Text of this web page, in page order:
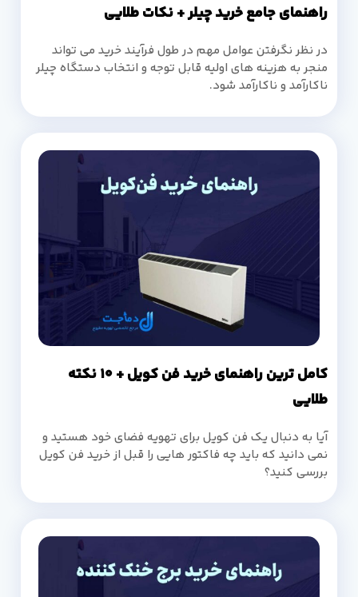
راهنمای جامع خرید چیلر + نکات طلایی
در نظر نگرفتن عوامل مهم در طول فرآیند خرید می تواند
منجر به هزینه های اولیه قابل توجه و انتخاب دستگاه چیلر
ناکارآمد و ناکارآمد شود.
کامل ترین راهنمای خرید فن کویل + 10 نکته
طلایی
آیا به دنبال یک فن کویل برای تهویه فضای خود هستید و
نمی دانید که باید چه فاکتور هایی را قبل از خرید فن کویل
بررسی کنید؟